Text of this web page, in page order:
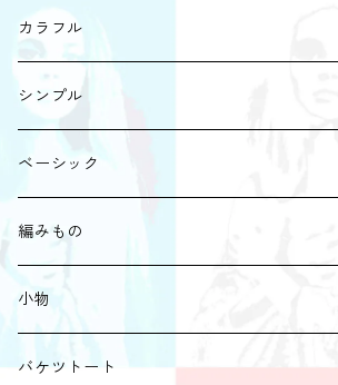
カラフル
シンプル
ベーシック
編みもの
小物
バケツトート